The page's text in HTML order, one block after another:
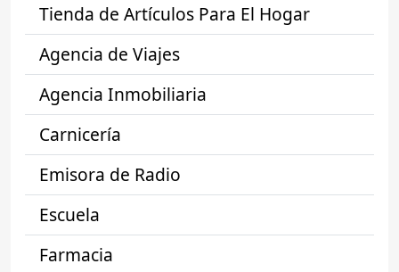
Tienda de Artículos Para El Hogar
Agencia de Viajes
Agencia Inmobiliaria
Carnicería
Emisora de Radio
Escuela
Farmacia